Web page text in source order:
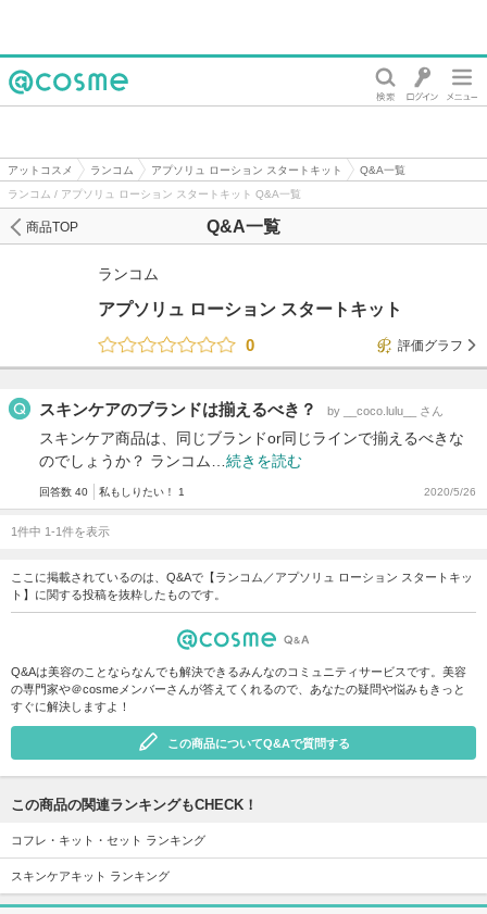
アットコスメ ランコム アプソリュ ローション スタートキット
Q&A一覧
ランコム / アプソリュ ローション スタートキット Q&A一覧
Q&A一覧
商品TOP
ランコム
アプソリュ ローション スタートキット
0
評価グラフ
スキンケアのブランドは揃えるべき？ by __coco.lulu__ さん
スキンケア商品は、同じブランドor同じラインで揃えるべきな
のでしょうか？ ランコム… 続きを読む
回答数 40 私もしりたい！ 1 2020/5/26
1件中 1-1件を表示
ここに掲載されているのは、Q&Aで【ランコム／アプソリュ ローション スタートキッ
ト】に関する投稿を抜粋したものです。
Q&Aは美容のことならなんでも解決できるみんなのコミュニティサービスです。美容
の専門家や＠cosmeメンバーさんが答えてくれるので、あなたの疑問や悩みもきっと
すぐに解決しますよ！
この商品についてQ&Aで質問する
この商品の関連ランキングもCHECK！
コフレ・キット・セット ランキング
スキンケアキット ランキング